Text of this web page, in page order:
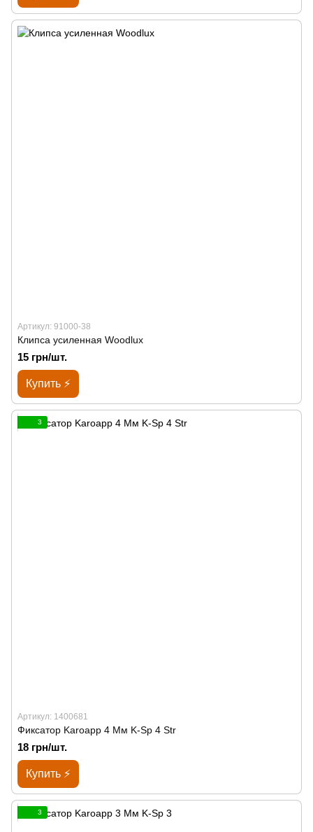
Артикул: 91000-38
Клипса усиленная Woodlux
15 грн/шт.
Купить ⚡
3
Артикул: 1400681
Фиксатор Karoapp 4 Мм K-Sp 4 Str
18 грн/шт.
Купить ⚡
3